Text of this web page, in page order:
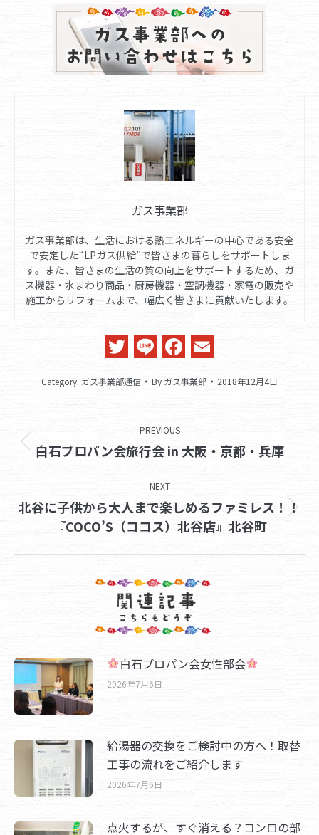
ガス事業部
ガス事業部は、生活における熱エネルギーの中心である安全
で安定した“LPガス供給”で皆さまの暮らしをサポートしま
す。また、皆さまの生活の質の向上をサポートするため、ガ
ス機器・水まわり商品・厨房機器・空調機器・家電の販売や
施工からリフォームまで、幅広く皆さまに貢献いたします。
Twitter
LineFacebook
Category: ガス事業部通信 By ガス事業部 2018年12月4日
navigation
PREVIOUS
Previous
白石プロパン会旅行会 in 大阪・京都・兵庫
NEXT
Next
post:
北谷に子供から大人まで楽しめるファミレス！！
『COCO’S（ココス）北谷店』北谷町
白石プロパン会女性部会
2026年7月6日
給湯器の交換をご検討中の方へ！取替
工事の流れをご紹介します
2026年7月6日
点火するが、すぐ消える？コンロの部